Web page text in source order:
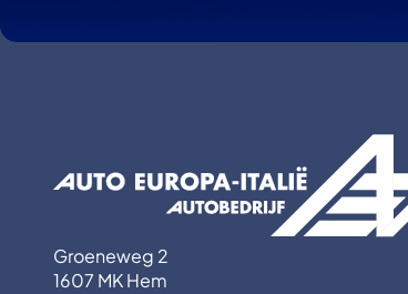
Groeneweg 2
1607 MK Hem